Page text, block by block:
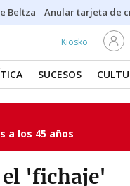
Beltza Anular tarjeta de
Kiosko
SUCESOS
a los 45 años
'fichaje'